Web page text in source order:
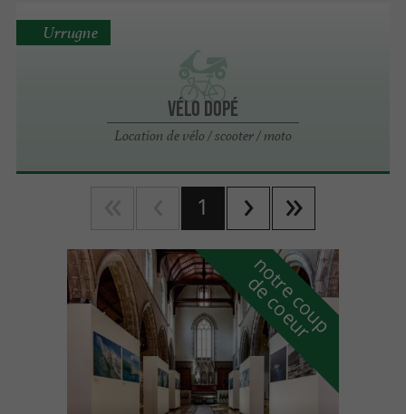
Vélo Dopé
Location de vélo / scooter / moto
Urrugne
1
n
o
t
r
e
c
o
u
p
d
e
c
o
e
u
r